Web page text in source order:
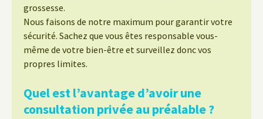
grossesse.
Nous faisons de notre maximum pour garantir votre
sécurité. Sachez que vous êtes responsable vous-
même de votre bien-être et surveillez donc vos
propres limites.
Quel est l’avantage d’avoir une
consultation privée au préalable ?